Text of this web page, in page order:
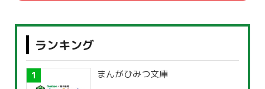
ランキング
まんがひみつ文庫